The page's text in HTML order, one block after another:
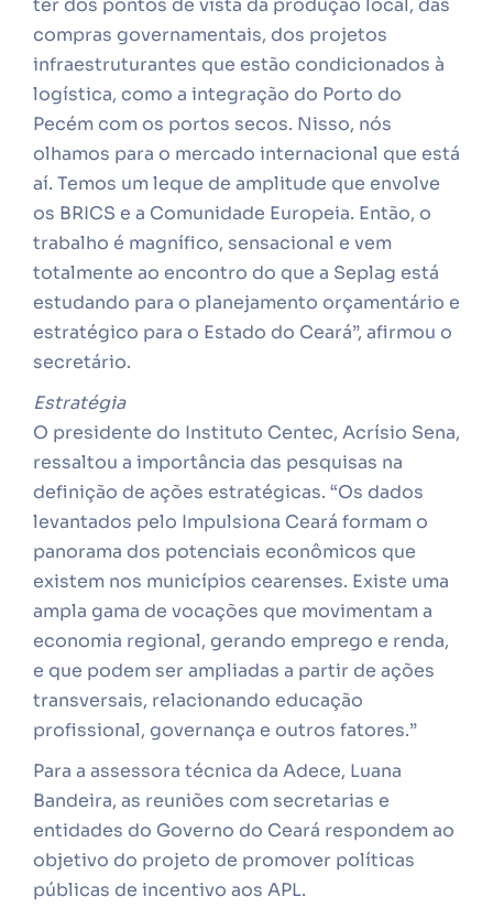
ter dos pontos de vista da produção local, das
compras governamentais, dos projetos
infraestruturantes que estão condicionados à
logística, como a integração do Porto do
Pecém com os portos secos. Nisso, nós
olhamos para o mercado internacional que está
aí. Temos um leque de amplitude que envolve
os BRICS e a Comunidade Europeia. Então, o
trabalho é magnífico, sensacional e vem
totalmente ao encontro do que a Seplag está
estudando para o planejamento orçamentário e
estratégico para o Estado do Ceará”, afirmou o
secretário.
Estratégia
O presidente do Instituto Centec, Acrísio Sena,
ressaltou a importância das pesquisas na
definição de ações estratégicas. “Os dados
levantados pelo Impulsiona Ceará formam o
panorama dos potenciais econômicos que
existem nos municípios cearenses. Existe uma
ampla gama de vocações que movimentam a
economia regional, gerando emprego e renda,
e que podem ser ampliadas a partir de ações
transversais, relacionando educação
profissional, governança e outros fatores.”
Para a assessora técnica da Adece, Luana
Bandeira, as reuniões com secretarias e
entidades do Governo do Ceará respondem ao
objetivo do projeto de promover políticas
públicas de incentivo aos APL.